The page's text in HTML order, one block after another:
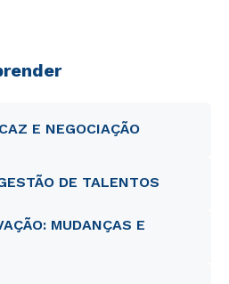
E NEGOCIAÇÃO
DE TALENTOS
MUDANÇAS E